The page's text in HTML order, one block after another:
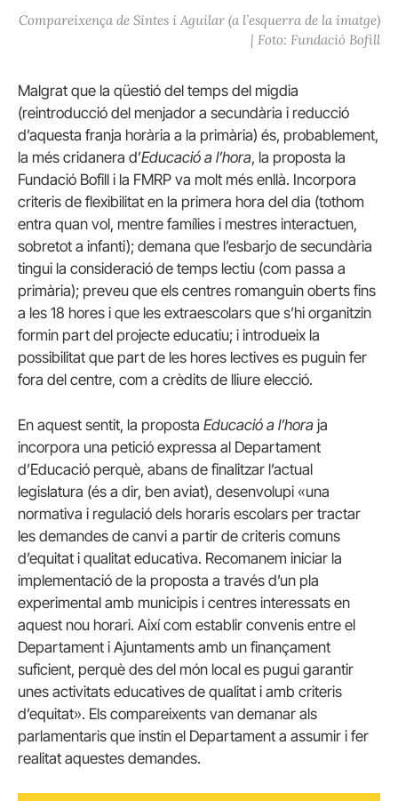
Compareixença de Sintes i Aguilar (a l’esquerra de la imatge)
| Foto: Fundació Bofill
Malgrat que la qüestió del temps del migdia
(reintroducció del menjador a secundària i reducció
d’aquesta franja horària a la primària) és, probablement,
la més cridanera d’Educació a l’hora, la proposta la
Fundació Bofill i la FMRP va molt més enllà. Incorpora
criteris de flexibilitat en la primera hora del dia (tothom
entra quan vol, mentre famílies i mestres interactuen,
sobretot a infanti); demana que l’esbarjo de secundària
tingui la consideració de temps lectiu (com passa a
primària); preveu que els centres romanguin oberts fins
a les 18 hores i que les extraescolars que s’hi organitzin
formin part del projecte educatiu; i introdueix la
possibilitat que part de les hores lectives es puguin fer
fora del centre, com a crèdits de lliure elecció.
En aquest sentit, la proposta Educació a l’hora ja
incorpora una petició expressa al Departament
d’Educació perquè, abans de finalitzar l’actual
legislatura (és a dir, ben aviat), desenvolupi «una
normativa i regulació dels horaris escolars per tractar
les demandes de canvi a partir de criteris comuns
d’equitat i qualitat educativa. Recomanem iniciar la
implementació de la proposta a través d’un pla
experimental amb municipis i centres interessats en
aquest nou horari. Així com establir convenis entre el
Departament i Ajuntaments amb un finançament
suficient, perquè des del món local es pugui garantir
unes activitats educatives de qualitat i amb criteris
d’equitat». Els compareixents van demanar als
parlamentaris que instin el Departament a assumir i fer
realitat aquestes demandes.